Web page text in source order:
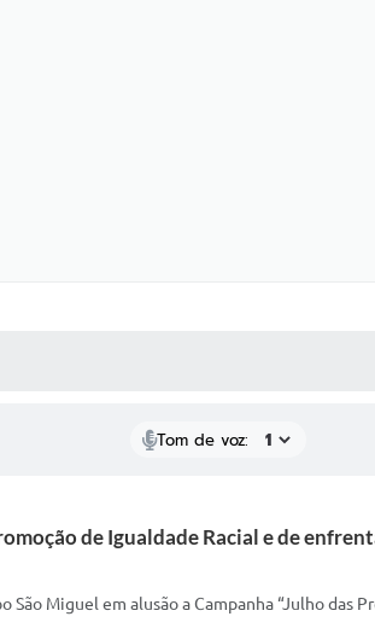
Tom de voz:
de Igualdade Racial e de
Miguel em alusão a Campanha “Julho das